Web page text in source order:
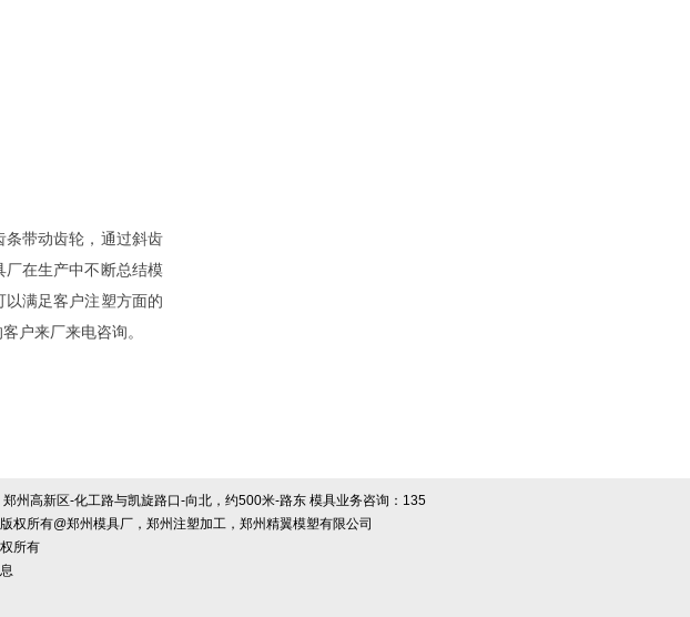
条带动齿轮，通过斜齿
在生产中不断总结模
满足客户注塑方面的
户来厂来电咨询。
州高新区-化工路与凯旋路口-向北，约500米-路东 模具业务咨询：135
所有@郑州模具厂，郑州注塑加工，郑州精翼模塑有限公司
所有